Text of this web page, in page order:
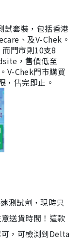
試套裝，包括香港
、及V-Chek。
門市則10支8
，售價低至
V-Chek門市購買
，售完即止。
測試劑，現時只
送貨時間！這款
，可檢測到Delta